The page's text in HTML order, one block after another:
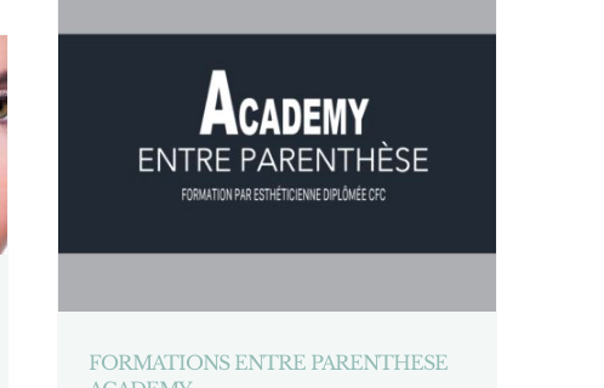
FORMATIONS ENTRE PARENTHESE